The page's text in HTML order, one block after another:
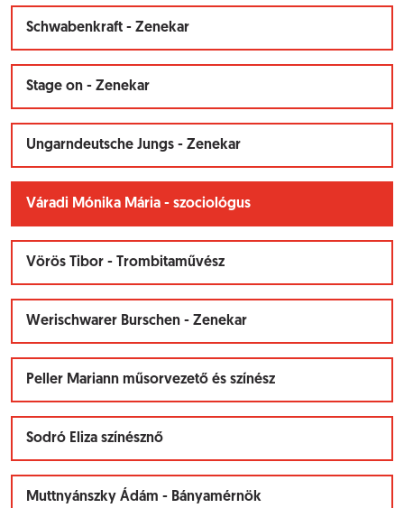
Schwabenkraft - Zenekar
Stage on - Zenekar
Ungarndeutsche Jungs - Zenekar
Váradi Mónika Mária - szociológus
Vörös Tibor - Trombitaművész
Werischwarer Burschen - Zenekar
Peller Mariann műsorvezető és színész
Sodró Eliza színésznő
Muttnyánszky Ádám - Bányamérnök